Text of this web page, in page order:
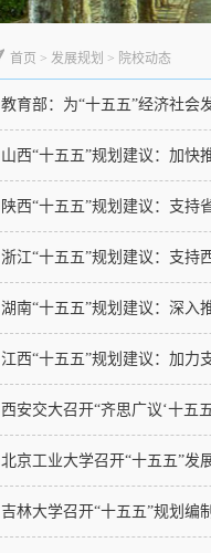
首页 > 发展规划 > 院校动态
教育部：为“十五五”经济社会
山西“十五五”规划建议：加快
陕西“十五五”规划建议：支持
浙江“十五五”规划建议：支持
湖南“十五五”规划建议：深入
江西“十五五”规划建议：加力
西安交大召开“齐思广议‘十五
北京工业大学召开“十五五”发
吉林大学召开“十五五”规划编